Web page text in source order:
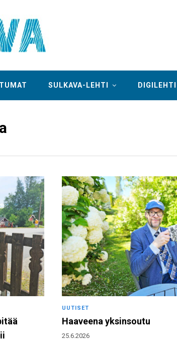
SULKAVA-LEHTI DIGILEHTI
UUTISET
Haaveena yksinsoutu
25.6.2026